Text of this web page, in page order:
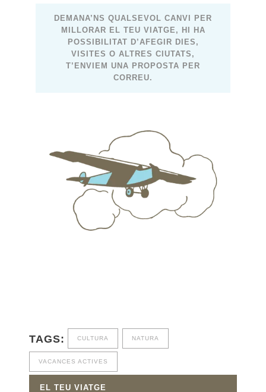
DEMANA’NS QUALSEVOL CANVI PER
MILLORAR EL TEU VIATGE, HI HA
POSSIBILITAT D’AFEGIR DIES,
VISITES O ALTRES CIUTATS,
T’ENVIEM UNA PROPOSTA PER
CORREU.
TAGS: CULTURA NATURA
VACANCES ACTIVES
EL TEU VIATGE